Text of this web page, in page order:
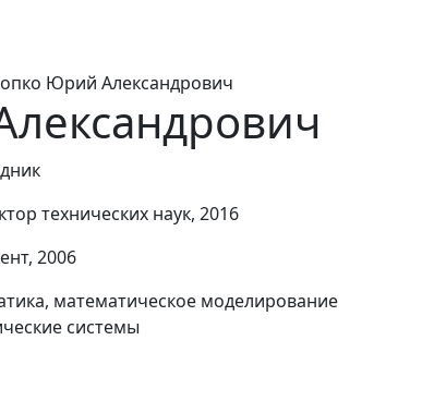
Юрий Александрович
технических наук, 2016
2006
математическое моделирование
системы